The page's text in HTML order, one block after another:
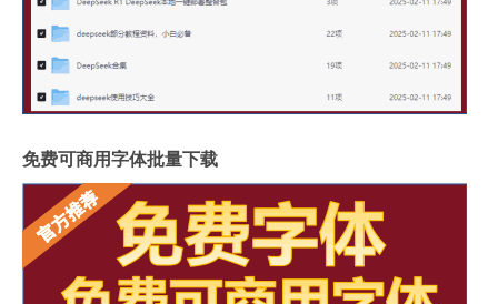
免费可商用字体批量下载